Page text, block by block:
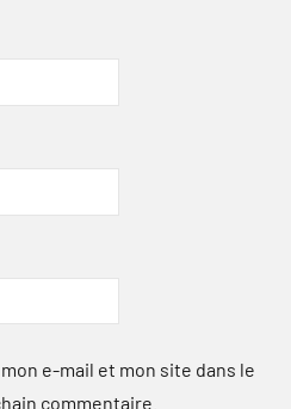
e-mail et mon site dans le
commentaire.